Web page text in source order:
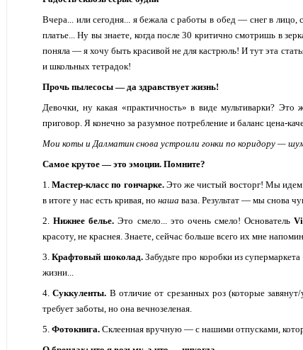
Вчера... или сегодня... я бежала с работы в обед — снег в
платье... Ну вы знаете, когда после 30 критично смотришь в
поняла — я хочу быть красивой не для кастрюль! И тут эта
и школьных тетрадок!
Прочь пылесосы — да здравствует жизнь!
Девочки, ну какая «практичность» в виде мультиварки?
приговор. Я конечно за разумное потребление и баланс цена-
Мои коты и Далматин снова устроили гонки по коридору —
Самое крутое — это эмоции. Помните?
1.Мастер-класс по гончарке.Это же чистый восторг! Мы идем
в итоге у нас есть кривая, но наша ваза. Результат — мы снова
2.Нижнее белье. Это смело... это очень смело! Основатель
красоту, не краснея. Знаете, сейчас больше всего их мне
3.Крафтовый шоколад.Забудьте про коробки из
жизни...
4.Суккуленты. В отличие от срезанных роз (которые
требует заботы, но она вечнозеленая.
5. Фотокнига. Склеенная вручную — с нашими отпусками,